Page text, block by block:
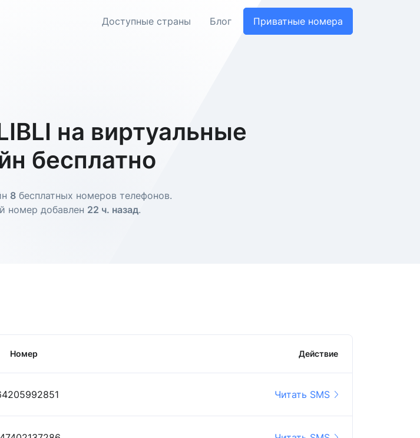
Доступные страны Блог Приватные номера
на виртуальные
бесплатно
8 бесплатных номеров телефонов.
номер добавлен 22 ч. назад.
Номер Действие
Читать SMS